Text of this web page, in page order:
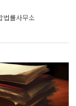
법률사무소